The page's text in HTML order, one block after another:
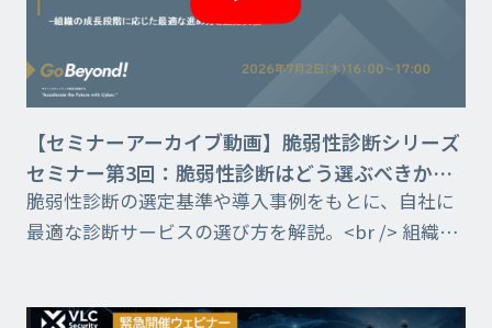
【セミナーアーカイブ動画】脆弱性診断シリーズ
セミナー第3回：脆弱性診断はどう選ぶべきか？
組織の成長段階に応じた最適な進め方と選定実務
脆弱性診断の選定基準や導入事例をもとに、自社に
最適な診断サービスの選び方を解説。<br /> 組織の